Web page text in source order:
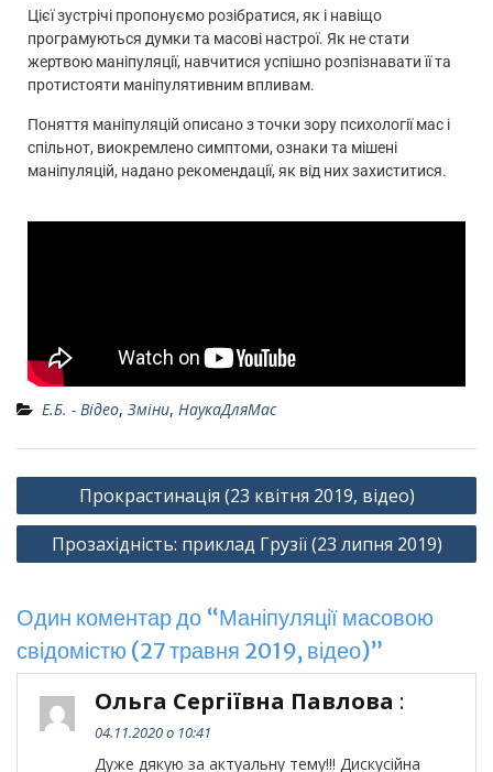
Цієї зустрічі пропонуємо розібратися, як і навіщо
програмуються думки та масові настрої. Як не стати
жертвою маніпуляції, навчитися успішно розпізнавати її та
протистояти маніпулятивним впливам.
Поняття маніпуляцій описано з точки зору психології мас і
спільнот, виокремлено симптоми, ознаки та мішені
маніпуляцій, надано рекомендації, як від них захиститися.
Е.Б. - Відео, Зміни, НаукаДляМас
Прокрастинація (23 квітня 2019, відео)
Прозахідність: приклад Грузії (23 липня 2019)
Один коментар до “Маніпуляції масовою
свідомістю (27 травня 2019, відео)”
Ольга Сергіївна Павлова :
04.11.2020 о 10:41
Дуже дякую за актуальну тему!!! Дискусійна